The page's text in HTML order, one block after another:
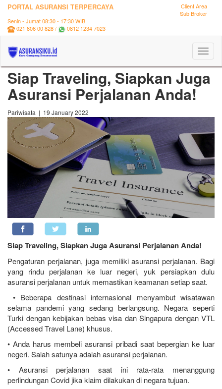
PORTAL ASURANSI TERPERCAYA
Client Area
Sub Broker
Senin - Jumat 08:30 - 17:30 WIB
021 806 00 828 /
0812 1234 7023
Siap Traveling, Siapkan Juga
Asuransi Perjalanan Anda!
Pariwisata | 19 January 2022
Siap Traveling, Siapkan Juga Asuransi Perjalanan Anda!
Pengaturan perjalanan, juga memiliki asuransi perjalanan. Bagi
yang rindu perjalanan ke luar negeri, yuk persiapkan dulu
asuransi perjalanan untuk memastikan keamanan setiap saat.
• Beberapa destinasi internasional menyambut wisatawan
selama pandemi yang sedang berlangsung. Negara seperti
Turki dengan kebijakan bebas visa dan Singapura dengan VTL
(Accessed Travel Lane) khusus.
• Anda harus membeli asuransi pribadi saat bepergian ke luar
negeri. Salah satunya adalah asuransi perjalanan.
• Asuransi perjalanan saat ini rata-rata menanggung
perlindungan Covid jika klaim dilakukan di negara tujuan.